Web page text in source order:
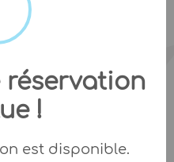
réservation
!
est disponible.